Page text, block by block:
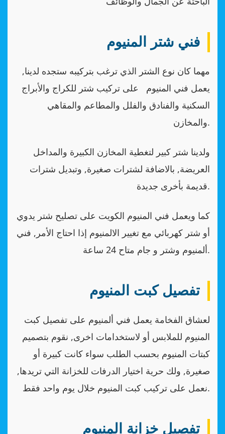
فني شتر المنيوم
مهما كان نوع الشتر الذي ترغب بتركيبه ستجده لدينا,
يعمل فني المنيوم على تركيب شتر للكراج والأبراج
السكنية والفنادق والفلل والمطاعم والمقاهي
والمخازن.
ولدينا شتر كبير لتغطية المخازن الكبيرة والمداخل
العريضة, بالاضافة لشترات صغيرة, وتبديل شترات
قديمة بأخرى جديدة.
كما ويعمل فني المنيوم الكويت على تصليح شتر يدوي
أو شتر كهربائي مع تغيير الالمنيوم إذا احتاج الأمر, فني
ألمنيوم وشتر و جام متاح 24 ساعة.
تفصيل كبت المنيوم
لعشاق الفخامة يعمل فني ألمنيوم على تفصيل كبت
المنيوم للملابس أو لاستخدامات اخرى, نقوم بتصميم
كبتات المنيوم بحسب الطلب سواء كانت كبيرة أو
صغيرة, ولك حرية اختيار الدرفات للخزانة التي تريدها,
نعمل على تركيب كبت المنيوم خلال يوم واحد فقط.
تفصيل خزانة المنيوم